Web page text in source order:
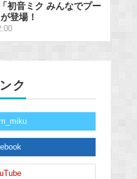
初音ミク みんなでプー
登場！
ク